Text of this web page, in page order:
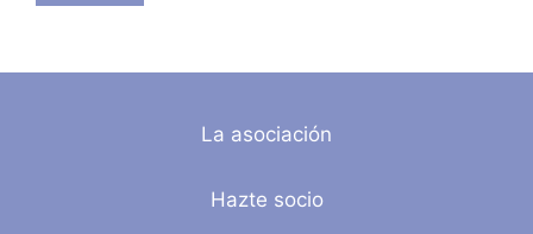
La asociación
Hazte socio